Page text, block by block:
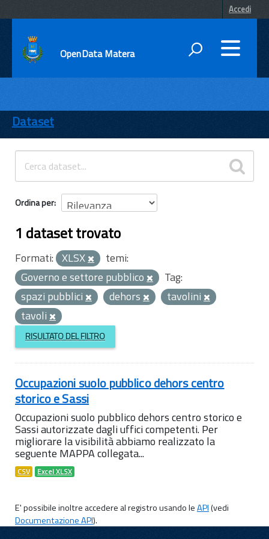
Accedi
OpenData Matera
ENTI
TEMI
INFORMAZIONI
Dataset
Ordina per
1 dataset trovato
Formati: XLSX
temi:
Governo e settore pubblico
Tag:
spazi pubblici
dehors
tavolini
tavoli
RISULTATO DEL FILTRO
Occupazioni suolo pubblico dehors centro
storico e Sassi
Occupazioni suolo pubblico dehors centro storico e
Sassi autorizzate dagli uffici competenti. Per
migliorare la visibilità abbiamo realizzato la
seguente MAPPA collegata...
CSV Excel XLSX
E' possibile inoltre accedere al registro usando leAPI(vedi
Documentazione API).